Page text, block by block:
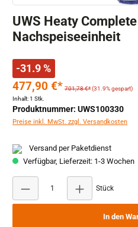
UWS Heaty
Nachspeiseeinheit
-31.9 %
477,90 €* 701,78 €*(31.9% gespart)
Inhalt:1 Stk.
Produktnummer: UWS100330
Preise inkl. MwSt. zzgl. Versandkosten
Versand per Paketdienst
Verfügbar, Lieferzeit: 1-3 Wochen
Stück
In den